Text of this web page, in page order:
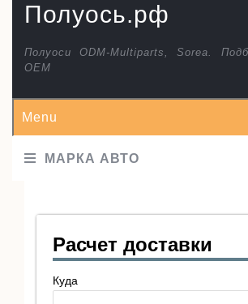
Полуось.рф
Полуоси ODM-Multiparts, Sorea.
ОЕМ
Menu
МАРКА АВТО
Расчет доставки
Куда